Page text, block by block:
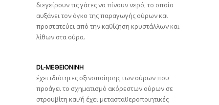
διεγείρουν τις γάτες να πίνουν νερό, το οποίο
αυξάνει τον όγκο της παραγωγής ούρων και
προστατεύει από την καθίζηση κρυστάλλων και
λίθων στα ούρα.
DL-ΜΕΘΕΙΟΝΙΝΗ
έχει ιδιότητες οξινοποίησης των ούρων που
προάγει το σχηματισμό ακόρεστων ούρων σε
στρουβίτη και/ή έχει μετασταθεροποιητικές